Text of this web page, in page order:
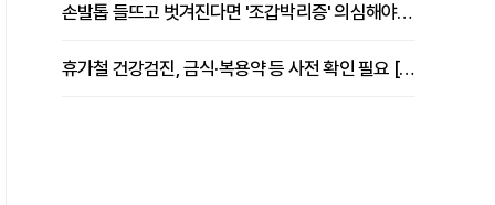
손발톱 들뜨고 벗겨진다면 '조갑박리증' 의심해야 [김철윤 원장 칼럼]
휴가철 건강검진, 금식·복용약 등 사전 확인 필요 [정도감 원장 칼럼]